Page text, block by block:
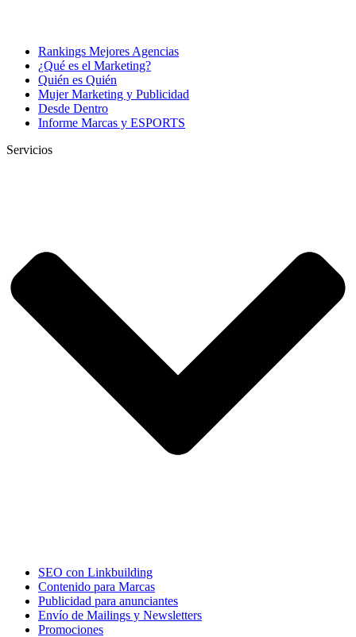
Rankings Mejores Agencias
¿Qué es el Marketing?
Quién es Quién
Mujer Marketing y Publicidad
Desde Dentro
Informe Marcas y ESPORTS
Servicios
SEO con Linkbuilding
Contenido para Marcas
Publicidad para anunciantes
Envío de Mailings y Newsletters
Promociones